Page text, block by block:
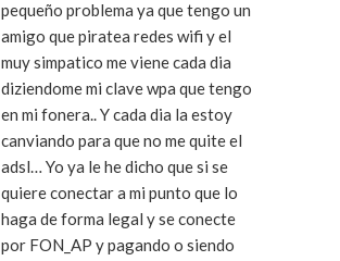
pequeño problema ya que tengo un
amigo que piratea redes wifi y el
muy simpatico me viene cada dia
diziendome mi clave wpa que tengo
en mi fonera.. Y cada dia la estoy
canviando para que no me quite el
adsl… Yo ya le he dicho que si se
quiere conectar a mi punto que lo
haga de forma legal y se conecte
por FON_AP y pagando o siendo